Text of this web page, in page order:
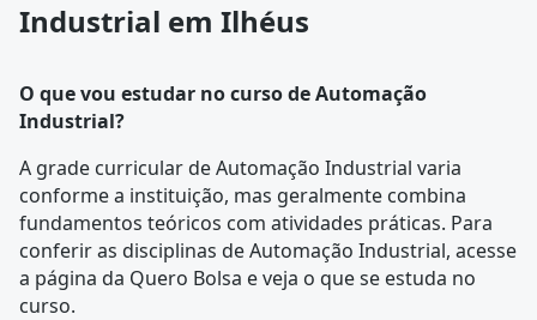
Industrial em Ilhéus
O que vou estudar no curso de Automação
Industrial?
A grade curricularde Automação Industrial varia
conforme a instituição, mas geralmente combina
fundamentos teóricos com atividades práticas. Para
conferir as disciplinas de Automação Industrial, acesse
a página da Quero Bolsa e veja o que se estuda no
curso.